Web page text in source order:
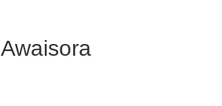
Awaisora